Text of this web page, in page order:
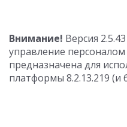
Внимание! Версия
управление
предназначена для
платформы 8.2.13.219 (и